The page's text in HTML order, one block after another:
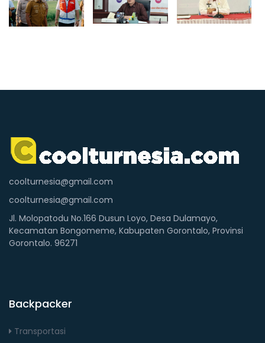
coolturnesia@gmail.com
coolturnesia@gmail.com
Jl. Molopatodu No.166 Dusun Loyo, Desa Dulamayo,
Kecamatan Bongomeme, Kabupaten Gorontalo, Provinsi
Gorontalo. 96271
Backpacker
Transportasi